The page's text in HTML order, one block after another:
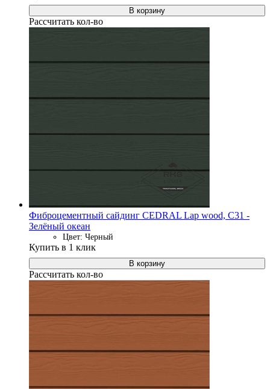
В корзину
Рассчитать кол-во
Фиброцементный сайдинг CEDRAL Lap wood, C31 -
Зелёный океан
Цвет: Черный
Купить в 1 клик
В корзину
Рассчитать кол-во